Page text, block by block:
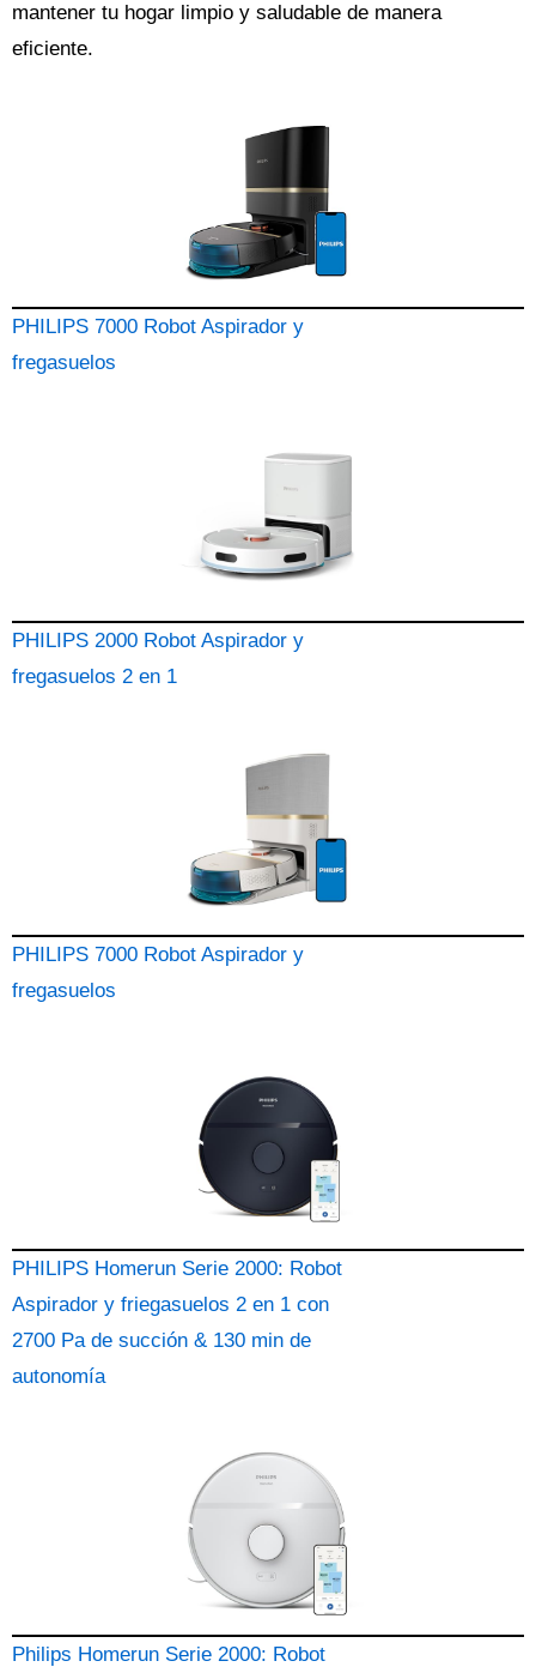
mantener tu hogar limpio y saludable de manera
eficiente.
PHILIPS 7000 Robot Aspirador y
fregasuelos
PHILIPS 2000 Robot Aspirador y
fregasuelos 2 en 1
PHILIPS 7000 Robot Aspirador y
fregasuelos
PHILIPS Homerun Serie 2000: Robot
Aspirador y friegasuelos 2 en 1 con
2700 Pa de succión & 130 min de
autonomía
Philips Homerun Serie 2000: Robot